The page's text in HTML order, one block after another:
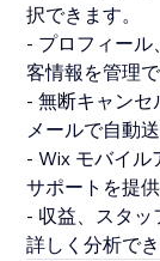
択できます。
- プロフィー
客情報を管理で
- 無断キャンセ
メールで自動
- Wix モバイル
サポートを提供
- 収益、スタッ
詳しく分析でき